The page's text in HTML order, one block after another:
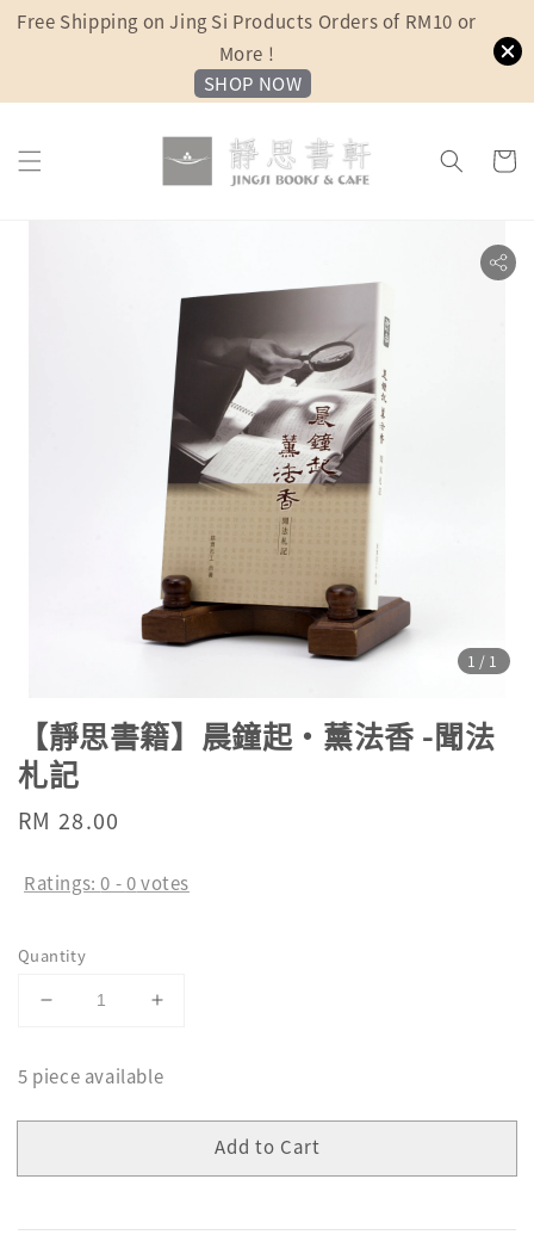
Free Shipping on Jing Si Products Orders of RM10 or
More !
SHOP NOW
1 /1
【靜思書籍】晨鐘起•薰法香 -聞法
札記
Regular
RM 28.00
Ratings:0 -0votes
Quantity
5 piece available
Add to Cart